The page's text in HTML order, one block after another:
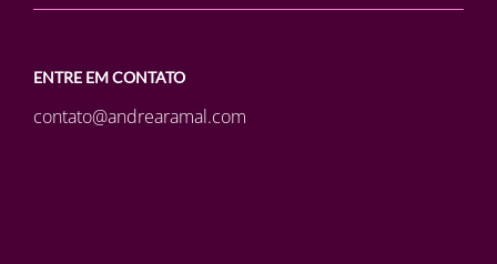
ENTRE EM CONTATO
contato@andrearamal.com